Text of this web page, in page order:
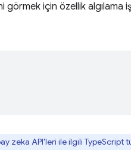
için özellik algılama
zeka API'leri ile ilgili TypeScript